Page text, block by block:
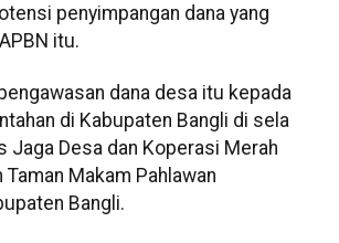
penyimpangan dana yang
itu.
dana desa itu kepada
di Kabupaten Bangli di sela
Jaga Desa dan Koperasi Merah
Taman Makam Pahlawan
Bangli.